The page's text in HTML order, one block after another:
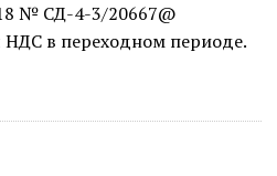
№ СД-4-3/20667@
в переходном периоде.